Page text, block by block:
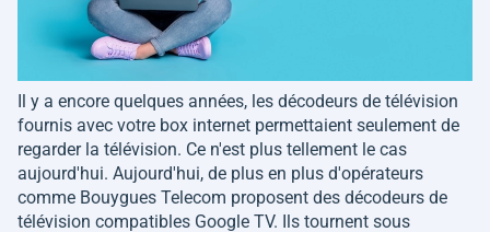
Il y a encore quelques années, les décodeurs de télévision
fournis avec votre box internet permettaient seulement de
regarder la télévision. Ce n'est plus tellement le cas
aujourd'hui. Aujourd'hui, de plus en plus d'opérateurs
comme Bouygues Telecom proposent des décodeurs de
télévision compatibles Google TV. Ils tournent sous